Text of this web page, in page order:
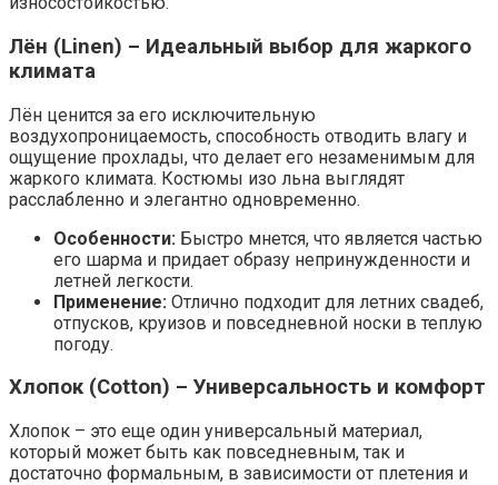
Лён (Linen) – Идеальный выбор для жаркого
климата
Лён ценится за его исключительную
воздухопроницаемость, способность отводить влагу и
ощущение прохлады, что делает его незаменимым для
жаркого климата. Костюмы изо льна выглядят
расслабленно и элегантно одновременно.
Особенности: Быстро мнется, что является частью
его шарма и придает образу непринужденности и
летней легкости.
Применение: Отлично подходит для летних свадеб,
отпусков, круизов и повседневной носки в теплую
погоду.
Хлопок (Cotton) – Универсальность и комфорт
Хлопок – это еще один универсальный материал,
который может быть как повседневным, так и
достаточно формальным, в зависимости от плетения и